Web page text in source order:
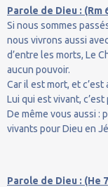
Parole de Dieu : (Rm
Si nous sommes
nous vivrons aussi
d’entre les morts, Le
aucun pouvoir.
Car il est mort, et
Lui qui est vivant,
De même vous aussi :
vivants pour Dieu en
Parole de Dieu : (He